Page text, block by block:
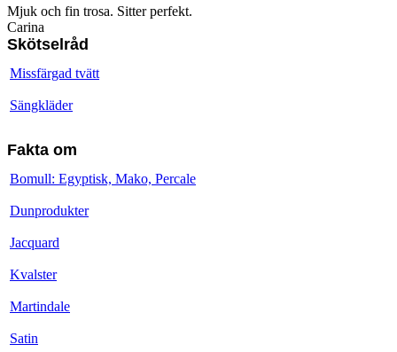
Mjuk och fin trosa. Sitter perfekt.
Carina
Skötselråd
Missfärgad tvätt
Sängkläder
Fakta om
Bomull: Egyptisk, Mako, Percale
Dunprodukter
Jacquard
Kvalster
Martindale
Satin